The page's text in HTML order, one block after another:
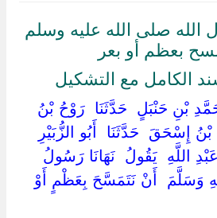
الله صلى الله عليه وسلم
بعظم أو بعر
الكامل مع التشكيل
بْنِ حَنْبَلٍ ‏ ‏حَدَّثَنَا ‏ ‏رَوْحُ بْنُ
بْنُ إِسْحَقَ ‏ ‏حَدَّثَنَا ‏ ‏أَبُو الزُّبَيْرِ
اللَّهِ ‏ ‏يَقُولُ ‏ ‏نَهَانَا رَسُولُ
وَسَلَّمَ ‏ ‏أَنْ نَتَمَسَّحَ بِعَظْمٍ أَوْ